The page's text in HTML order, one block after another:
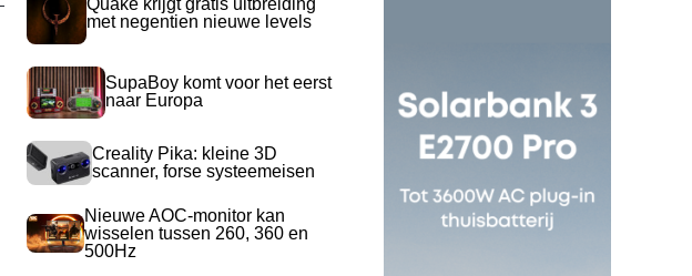
Quake krijgt gratis uitbreiding
met negentien nieuwe levels
SupaBoy komt voor het eerst
naar Europa
Creality Pika: kleine 3D
scanner, forse systeemeisen
Nieuwe AOC-monitor kan
wisselen tussen 260, 360 en
500Hz